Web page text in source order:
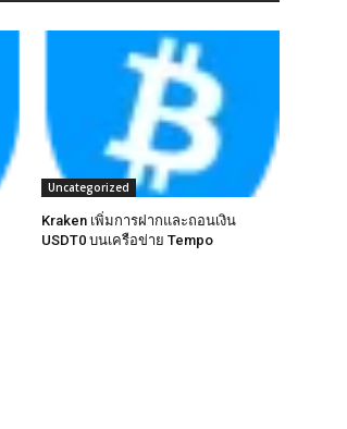
Uncategorized
Kraken เพิ่มการฝากและถอนเงิน
USDT0 บนเครือข่าย Tempo